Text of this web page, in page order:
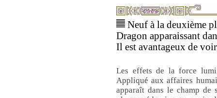
Neuf à la deuxième
Dragon apparaissant
Il est avantageux de
Les effets de la force
Appliqué aux affaires
apparaît dans le champ de